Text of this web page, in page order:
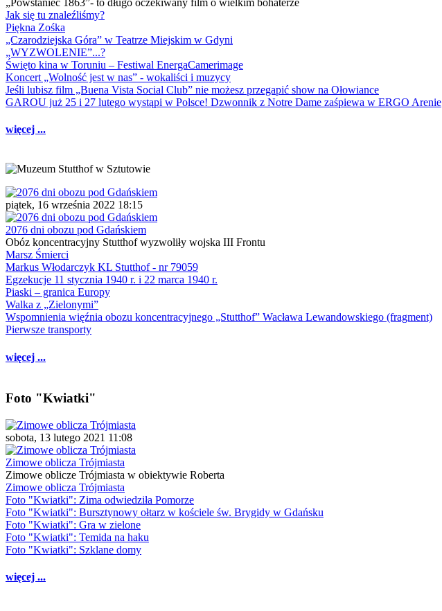
„Powstaniec 1863”- to długo oczekiwany film o wielkim bohaterze
Jak się tu znaleźliśmy?
Piękna Zośka
„Czarodziejska Góra” w Teatrze Miejskim w Gdyni
„WYZWOLENIE”...?
Święto kina w Toruniu – Festiwal EnergaCamerimage
Koncert „Wolność jest w nas” - wokaliści i muzycy
Jeśli lubisz film „Buena Vista Social Club” nie możesz przegapić show na Ołowiance
GAROU już 25 i 27 lutego wystąpi w Polsce! Dzwonnik z Notre Dame zaśpiewa w ERGO Arenie
więcej ...
piątek, 16 września 2022 18:15
2076 dni obozu pod Gdańskiem
Obóz koncentracyjny Stutthof wyzwoliły wojska III Frontu
Marsz Śmierci
Markus Włodarczyk KL Stutthof - nr 79059
Egzekucje 11 stycznia 1940 r. i 22 marca 1940 r.
Piaski – granica Europy
Walka z „Zielonymi”
Wspomnienia więźnia obozu koncentracyjnego „Stutthof” Wacława Lewandowskiego (fragment)
Pierwsze transporty
więcej ...
Foto "Kwiatki"
sobota, 13 lutego 2021 11:08
Zimowe oblicza Trójmiasta
Zimowe oblicze Trójmiasta w obiektywie Roberta
Zimowe oblicza Trójmiasta
Foto "Kwiatki": Zima odwiedziła Pomorze
Foto "Kwiatki": Bursztynowy ołtarz w kościele św. Brygidy w Gdańsku
Foto "Kwiatki": Gra w zielone
Foto "Kwiatki": Temida na haku
Foto "Kwiatki": Szklane domy
więcej ...